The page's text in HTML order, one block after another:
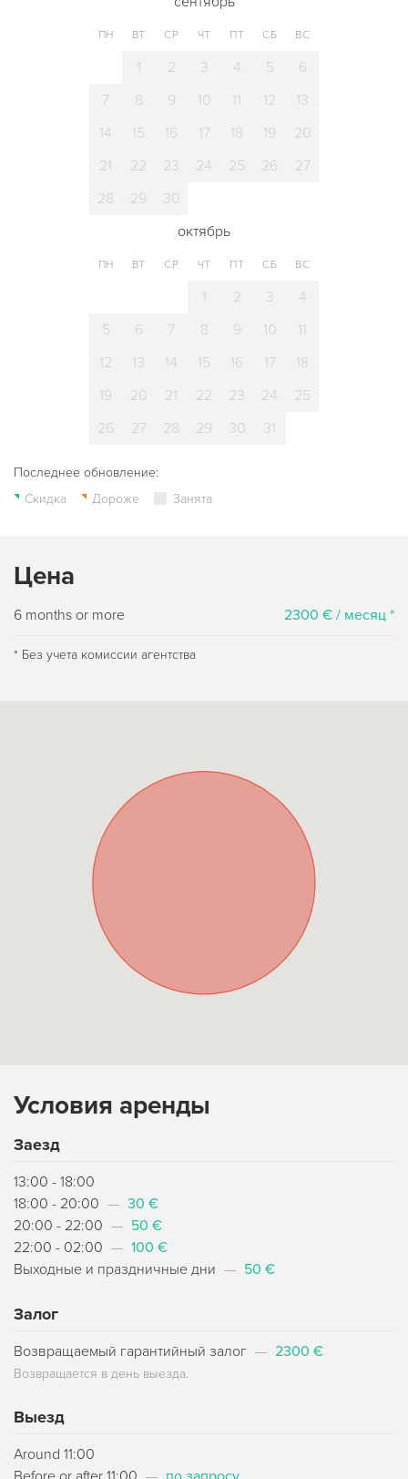
ПН ВТ СР ЧТ ПТ СБ ВС
1 2 3 4 5
6
7
8 9 10 11 12
13
14
15 16 17 18 19
20
21
22 23 24 25 26
27
28
29
30
октябрь
ПН ВТ СР ЧТ ПТ СБ ВС
1 2 3
4
5
6 7 8 9 10
11
12
13 14 15 16 17
18
19
20 21 22 23 24
25
26
27 28 29 30 31
Последнее обновление:
Скидка
Дороже Занята
Цена
6 months or more 2300 € / месяц *
* Без учета комиссии агентства
Условия аренды
Заезд
13:00 - 18:00
18:00 - 20:00 — 30 €
20:00 - 22:00 — 50 €
22:00 - 02:00 — 100 €
Выходные и праздничные дни — 50 €
Залог
Возвращаемый гарантийный залог — 2300 €
Возвращается в день выезда.
Выезд
Around 11:00